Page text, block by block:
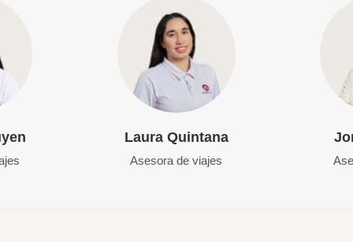
Laura Quintana
Asesora de viajes